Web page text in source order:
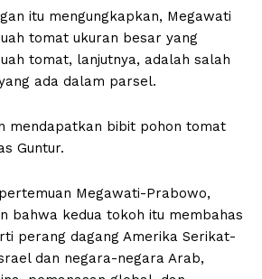
itu mengungkapkan, Megawati
tomat ukuran besar yang
tomat, lanjutnya, adalah salah
ada dalam parsel.
mendapatkan bibit pohon tomat
Guntur.
Megawati-Prabowo,
bahwa kedua tokoh itu membahas
perang dagang Amerika Serikat-
dan negara-negara Arab,